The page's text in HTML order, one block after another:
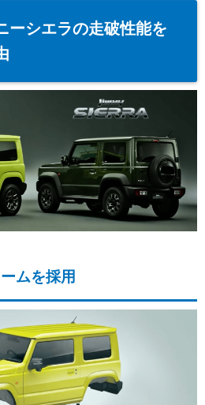
ーシエラの走破性能を
ムを採用